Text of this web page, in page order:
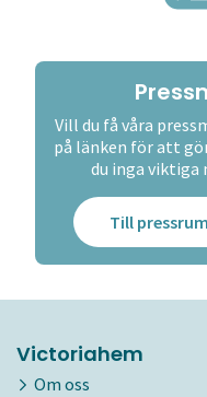
Vill du få våra
på länken för att
du inga viktiga
Till
Victoriahem
Om oss